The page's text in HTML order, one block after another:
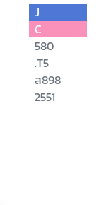
J
C
580
.T5
ส898
2551